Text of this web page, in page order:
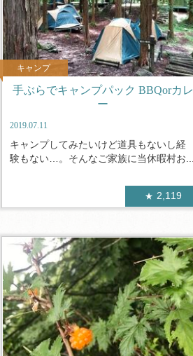
キャンプ
手ぶらでキャンプパック BBQorカレ
ー
2019.07.11
キャンプしてみたいけど道具もないし経
験もない…。そんなご家族に当休暇村お...
2,119